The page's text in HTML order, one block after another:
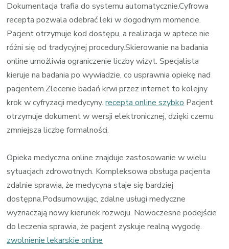
Dokumentacja trafia do systemu automatycznie.Cyfrowa
recepta pozwala odebrać leki w dogodnym momencie.
Pacjent otrzymuje kod dostępu, a realizacja w aptece nie
różni się od tradycyjnej procedury.Skierowanie na badania
online umożliwia ograniczenie liczby wizyt. Specjalista
kieruje na badania po wywiadzie, co usprawnia opiekę nad
pacjentem.Zlecenie badań krwi przez internet to kolejny
krok w cyfryzacji medycyny.recepta online szybkoPacjent
otrzymuje dokument w wersji elektronicznej, dzięki czemu
zmniejsza liczbę formalności.
Opieka medyczna online znajduje zastosowanie w wielu
sytuacjach zdrowotnych. Kompleksowa obsługa pacjenta
zdalnie sprawia, że medycyna staje się bardziej
dostępna.Podsumowując, zdalne usługi medyczne
wyznaczają nowy kierunek rozwoju. Nowoczesne podejście
do leczenia sprawia, że pacjent zyskuje realną wygodę.
zwolnienie lekarskie online